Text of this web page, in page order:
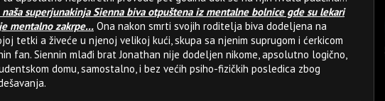
superjunakinja Sienna biva otpuštena iz mentalne bolnice gde su lekari
mentalno zakrpe... Ona nakon smrti svojih roditelja biva dodeljena na
tetki a živeće u njenoj velikoj kući, skupa sa njenim suprugom i ćerkicom
fan. Siennin mlađi brat Jonathan nije dodeljen nikome, apsolutno logično,
domu, samostalno, i bez većih psiho-fizičkih posledica zbog